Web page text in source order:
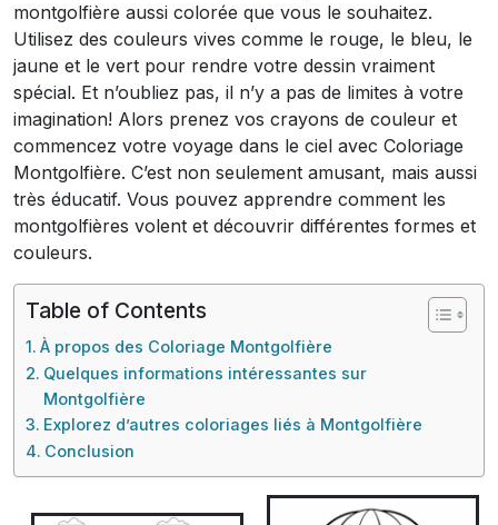
montgolfière aussi colorée que vous le souhaitez.
Utilisez des couleurs vives comme le rouge, le bleu, le
jaune et le vert pour rendre votre dessin vraiment
spécial. Et n’oubliez pas, il n’y a pas de limites à votre
imagination! Alors prenez vos crayons de couleur et
commencez votre voyage dans le ciel avec Coloriage
Montgolfière. C’est non seulement amusant, mais aussi
très éducatif. Vous pouvez apprendre comment les
montgolfières volent et découvrir différentes formes et
couleurs.
Table of Contents
À propos des Coloriage Montgolfière
Quelques informations intéressantes sur
Montgolfière
Explorez d’autres coloriages liés à Montgolfière
Conclusion